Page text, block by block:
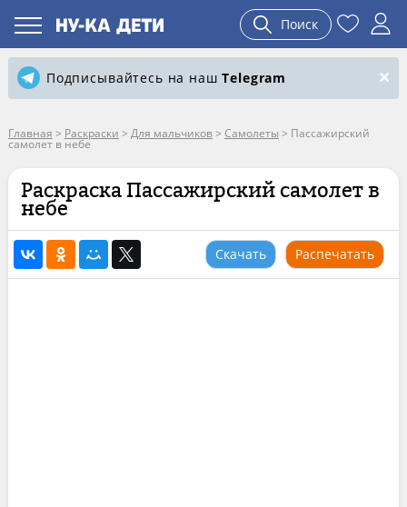
Поиск
Подписывайтесь на нашTelegram
Главная > Раскраски > Для мальчиков> Самолеты > Пассажирский
самолет в небе
Раскраска Пассажирский самолет в
небе
Скачать Распечатать